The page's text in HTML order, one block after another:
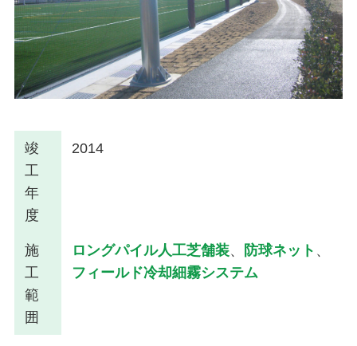
竣
工
年
度
2014
施
工
範
囲
ロングパイル人工芝舗装、 防球ネット 、
フィールド冷却細霧システム